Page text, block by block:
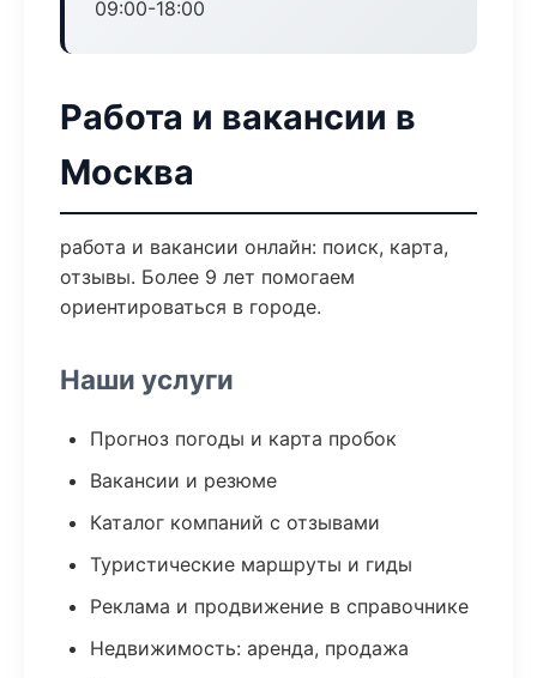
09:00-18:00
Работа и вакансии в
Москва
работа и вакансии онлайн: поиск, карта,
отзывы. Более 9 лет помогаем
ориентироваться в городе.
Наши услуги
Прогноз погоды и карта пробок
Вакансии и резюме
Каталог компаний с отзывами
Туристические маршруты и гиды
Реклама и продвижение в справочнике
Недвижимость: аренда, продажа